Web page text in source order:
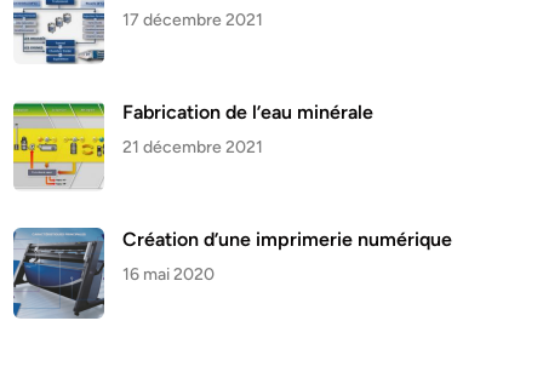
17 décembre 2021
Fabrication de l’eau minérale
21 décembre 2021
Création d’une imprimerie numérique
16 mai 2020